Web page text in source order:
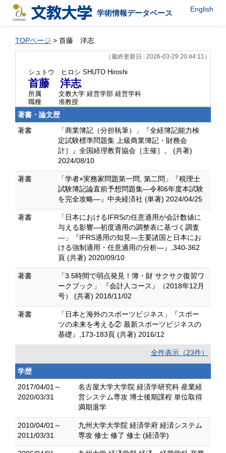
学術情報データベース English
TOPページ > 首藤 洋志
（最終更新日 : 2026-03-29 20:44:11）
シュトウ ヒロシ SHUTO Hiroshi
首藤 洋志
所属
文教大学 経営学部 経営学科
職種
准教授
著書・論文歴
著書
「商業簿記（分担執筆）」『全経簿記能力検
定試験標準問題集 上級商業簿記・財務会
計］』全国経理教育協会［主催］。 (共著)
2024/08/10
著書
「学者×実務家問題第一問, 第二問」『税理士
試験簿記論直前予想問題集―令和6年度本試験
を完全攻略―』中央経済社 (単著) 2024/04/25
著書
「日本におけるIFRSの任意適用が会計数値に
与える影響―初度適用の調整表に基づく調査
―」『IFRS適用の知見―主要諸国と日本にお
ける強制適用・任意適用の分析―』,340-362
頁 (共著) 2020/09/10
著書
「3.5時間で弱点発見！簿・財 サクサク復習ワ
ークブック」 『会計人コース』（2018年12月
号） (共著) 2018/11/02
著書
「日本と海外のスポーツビジネス」『スポー
ツの未来を考える② 最新スポーツビジネスの
基礎』,173-183頁 (共著) 2016/12
全件表示（23件）
学歴
2017/04/01～
2020/03/31
名古屋大学大学院 経済学研究科 産業経
営システム専攻 博士後期課程 単位取得
満期退学
2010/04/01～
2011/03/31
九州大学大学院 経済学府 経済システム
専攻 修士 修了 修士 (経済学)